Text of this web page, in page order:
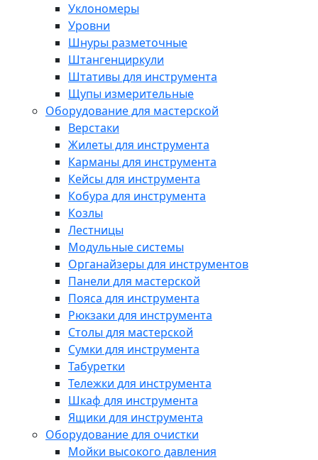
Уклономеры
Уровни
Шнуры разметочные
Штангенциркули
Штативы для инструмента
Щупы измерительные
Оборудование для мастерской
Верстаки
Жилеты для инструмента
Карманы для инструмента
Кейсы для инструмента
Кобура для инструмента
Козлы
Лестницы
Модульные системы
Органайзеры для инструментов
Панели для мастерской
Пояса для инструмента
Рюкзаки для инструмента
Столы для мастерской
Сумки для инструмента
Табуретки
Тележки для инструмента
Шкаф для инструмента
Ящики для инструмента
Оборудование для очистки
Мойки высокого давления